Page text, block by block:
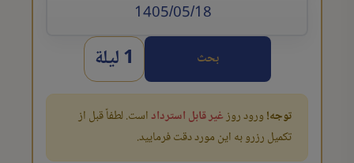
بحث 1 ليلة
توجه!ورود روزغیر قابل استرداداست. لطفاً قبل از
تکمیل رزرو به این مورد دقت فرمایید.